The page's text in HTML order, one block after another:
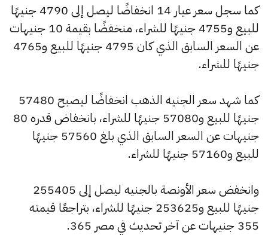
كما سجل سعر عيار 14 انخفاضًا ليصل إلى 4790 جنيهًا
للبيع و4755 جنيهًا للشراء، منخفضًا بقيمة 10 جنيهات
عن السعر السابق الذي كان 4795 جنيهًا للبيع و4765
جنيهًا للشراء.
كما شهد سعر الجنيه الذهب انخفاضًا ليصبح 57480
جنيهًا للبيع و57080 جنيهًا للشراء، بانخفاض قدره 80
جنيهات عن السعر السابق الذي بلغ 57560 جنيهًا
للبيع و57160 جنيهًا للشراء.
وانخفض سعر الأونصة بالجنيه ليصل إلى 255405
جنيهًا للبيع و253625 جنيهًا للشراء، بتراجعًا قيمته
355 جنيهات عن آخر تحديث في مصر 365.